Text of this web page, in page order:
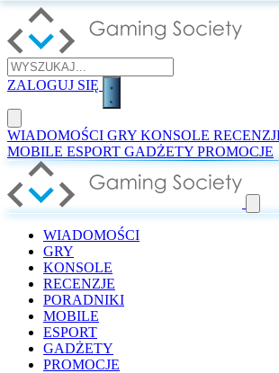
ZALOGUJ SIĘ
WIADOMOŚCI GRY KONSOLE
MOBILE ESPORT GADŻETY PROMOCJE
WIADOMOŚCI
GRY
KONSOLE
RECENZJE
PORADNIKI
MOBILE
ESPORT
GADŻETY
PROMOCJE